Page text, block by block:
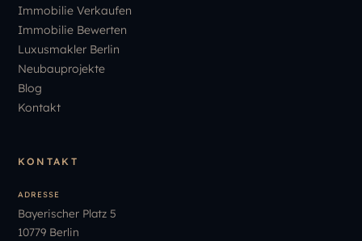
Immobilie Verkaufen
Immobilie Bewerten
Luxusmakler Berlin
Neubauprojekte
Blog
Kontakt
KONTAKT
ADRESSE
Bayerischer Platz 5
10779 Berlin